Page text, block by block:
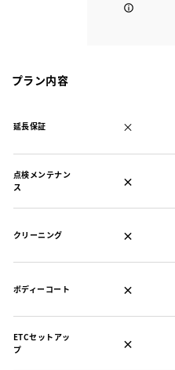
プラン内容
延長保証 ×
点検メンテナン
ス
×
クリーニング ×
ボディーコート ×
ETCセットアッ
プ
×